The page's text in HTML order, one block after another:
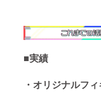
■実績
・オリジナルフ